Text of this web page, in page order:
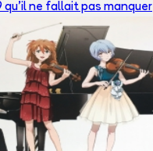
qu’il ne fallait pas manquer